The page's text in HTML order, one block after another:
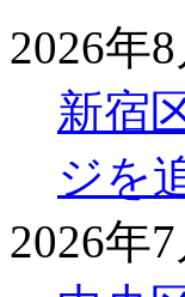
2026年8
新宿
ジを
2026年7